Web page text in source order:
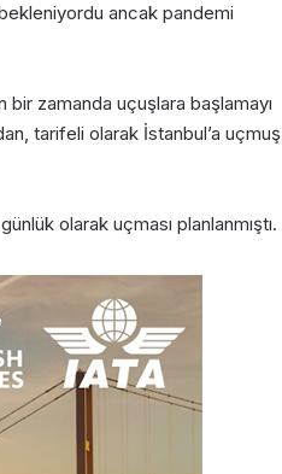
ancak pandemi
bir zamanda uçuşlara başlamayı
tarifeli olarak İstanbul’a uçmuş
olarak uçması planlanmıştı.